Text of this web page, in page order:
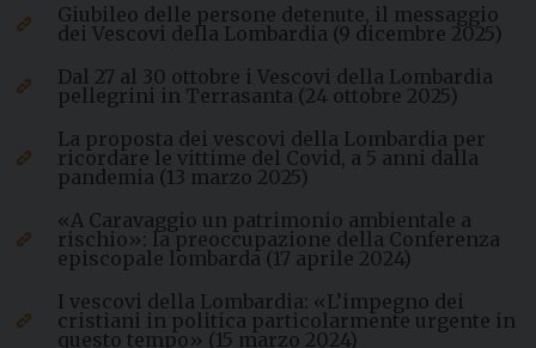
Giubileo delle persone detenute, il messaggio
dei Vescovi della Lombardia (9 dicembre 2025)
Dal 27 al 30 ottobre i Vescovi della Lombardia
pellegrini in Terrasanta (24 ottobre 2025)
La proposta dei vescovi della Lombardia per
ricordare le vittime del Covid, a 5 anni dalla
pandemia (13 marzo 2025)
«A Caravaggio un patrimonio ambientale a
rischio»: la preoccupazione della Conferenza
episcopale lombarda (17 aprile 2024)
I vescovi della Lombardia: «L’impegno dei
cristiani in politica particolarmente urgente in
questo tempo» (15 marzo 2024)